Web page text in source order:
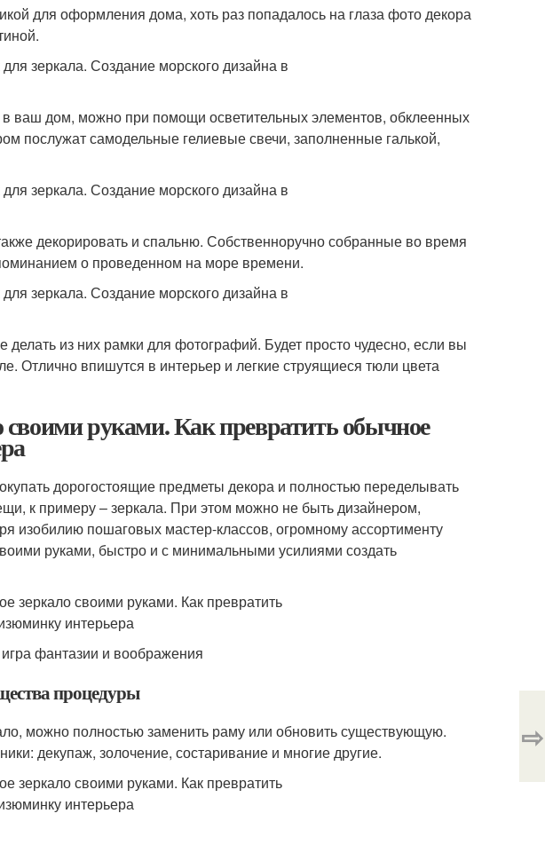
для оформления дома, хоть раз попадалось на глаза фото декора
ваш дом, можно при помощи осветительных элементов, обклеенных
послужат самодельные гелиевые свечи, заполненные галькой,
декорировать и спальню. Собственноручно собранные во время
о проведенном на море времени.
из них рамки для фотографий. Будет просто чудесно, если вы
Отлично впишутся в интерьер и легкие струящиеся тюли цвета
своими руками. Как превратить обычное
дорогостоящие предметы декора и полностью переделывать
к примеру – зеркала. При этом можно не быть дизайнером,
изобилию пошаговых мастер-классов, огромному ассортименту
руками, быстро и с минимальными усилиями создать
фантазии и воображения
процедуры
можно полностью заменить раму или обновить существующую.
декупаж, золочение, состаривание и многие другие.
⇨